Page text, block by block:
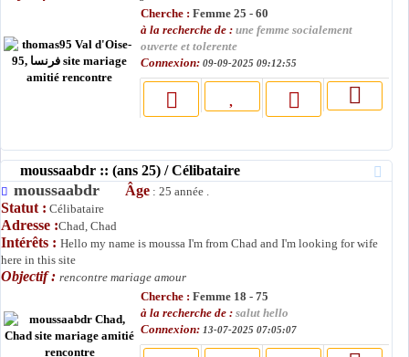
Cherche : Femme 25 - 60
à la recherche de : une femme socialement
ouverte et tolerente
Connexion: 09-09-2025 09:12:55
moussaabdr :: (ans 25) / Célibataire
moussaabdr Âge : 25 année .
Statut : Célibataire
Adresse :Chad, Chad
Intérêts : Hello my name is moussa I'm from Chad and I'm looking for wife
here in this site
Objectif : rencontre mariage amour
Cherche : Femme 18 - 75
à la recherche de : salut hello
Connexion: 13-07-2025 07:05:07